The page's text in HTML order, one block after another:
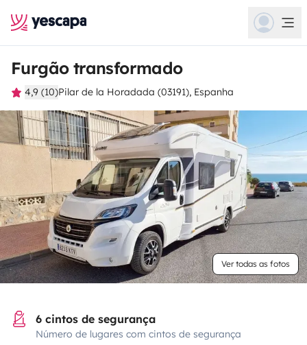
Furgão transformado
4,9 (10)Pilar de la Horadada (03191), Espanha
Ver todas as fotos
6 cintos de segurança
Número de lugares com cintos de segurança